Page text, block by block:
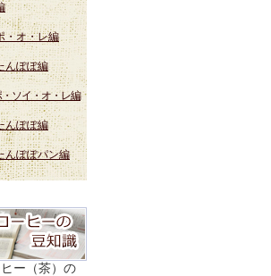
・オ・レ編
んぽぽ編
ソイ・オ・レ編
んぽぽ編
んぽぽパン編
ー（茶）の